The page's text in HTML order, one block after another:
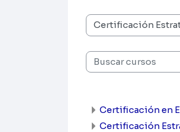
Categorías
Buscar cursos
Certificación en
Certificación